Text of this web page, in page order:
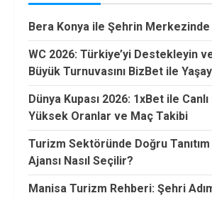
Bera Konya ile Şehrin
WC 2026: Türkiye’yi Destekleyin
Büyük Turnuvasını BizBet ile
Dünya Kupası 2026: 1xBet ile
Yüksek Oranlar ve Maç Takibi
Turizm Sektöründe Doğru
Ajansı Nasıl Seçilir?
Manisa Turizm Rehberi: Şehri